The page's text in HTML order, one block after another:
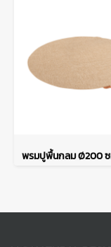
พรมปูพื้นกลม Ø200